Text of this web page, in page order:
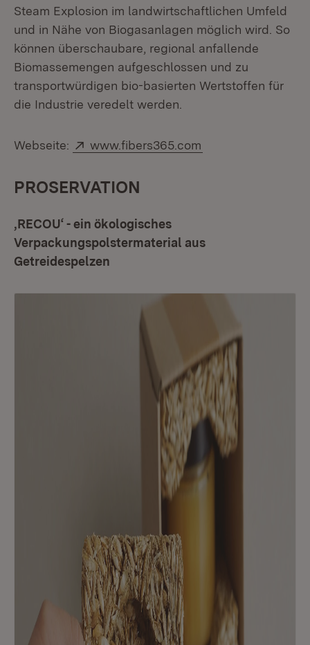
Steam Explosion im landwirtschaftlichen Umfeld
und in Nähe von Biogasanlagen möglich wird. So
können überschaubare, regional anfallende
Biomassemengen aufgeschlossen und zu
transportwürdigen bio-basierten Wertstoffen für
die Industrie veredelt werden.
Webseite: Extern:
www.fibers365.com
PROSERVATION
‚RECOU‘ - ein ökologisches
Verpackungspolstermaterial aus
Getreidespelzen